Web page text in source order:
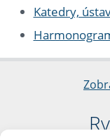
Katedry,